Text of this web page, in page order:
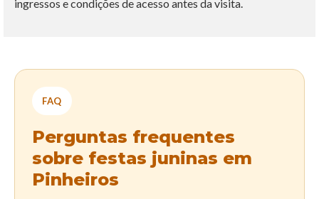
ingressos e condições de acesso antes da visita.
FAQ
Perguntas frequentes
sobre festas juninas em
Pinheiros